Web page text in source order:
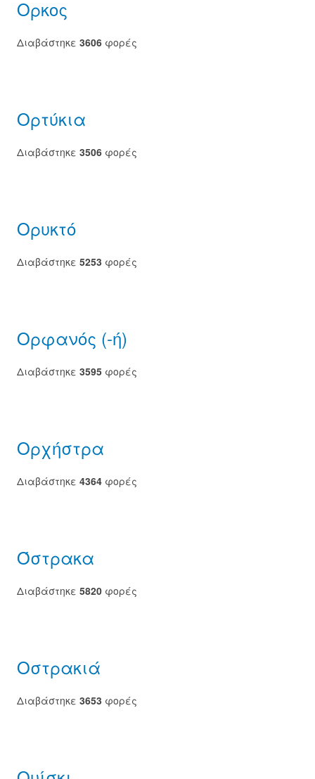
Ορκος
Διαβάστηκε 3606 φορές
Ορτύκια
Διαβάστηκε 3506 φορές
Ορυκτό
Διαβάστηκε 5253 φορές
Ορφανός (-ή)
Διαβάστηκε 3595 φορές
Ορχήστρα
Διαβάστηκε 4364 φορές
Όστρακα
Διαβάστηκε 5820 φορές
Οστρακιά
Διαβάστηκε 3653 φορές